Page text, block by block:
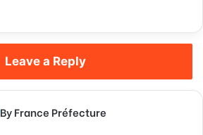
Leave a Reply
By France Préfecture